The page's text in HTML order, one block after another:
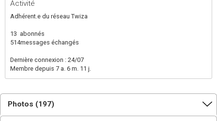
Activité
Adhérent.e du réseau Twiza
13 abonnés
514messages échangés
Dernière connexion : 24/07
Membre depuis 7 a. 6 m. 11 j.
Photos (197)